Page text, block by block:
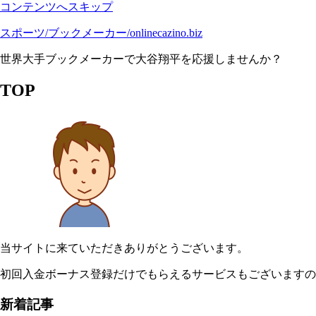
コンテンツへスキップ
スポーツ/ブックメーカー/onlinecazino.biz
世界大手ブックメーカーで大谷翔平を応援しませんか？
TOP
当サイトに来ていただきありがとうございます。
初回入金ボーナス登録だけでもらえるサービスもございます
新着記事